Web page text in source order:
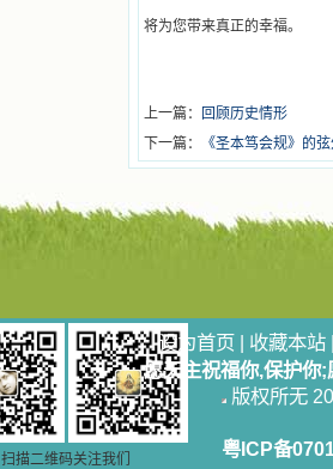
将为您带来真正的幸福。
上一篇：
回顾历史情形
下一篇：
《圣本笃会规》的
扫描二维码关注我们
设为首页 | 收藏本站
愿天主祝福你,保护你
版权所无
粤ICP备